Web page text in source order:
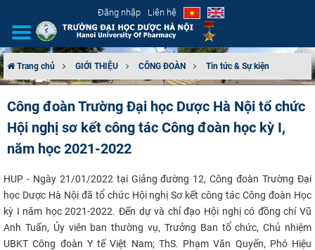
Đăng nhập Liên hệ
CƠ CẤU TỔ CHỨC
TUYỂN SINH
ĐÀO TẠO
ĐẢM BẢO CHẤT LƯỢNG
Trang chủ GIỚI THIỆU CÔNG ĐOÀN Tin tức & Sự kiện
Công đoàn Trường Đại học Dược Hà Nội tổ chức
Hội nghị sơ kết công tác Công đoàn học kỳ I,
năm học 2021-2022
HUP - Ngày 21/01/2022 tại Giảng đường 12, Công đoàn Trường Đại
học Dược Hà Nội đã tổ chức Hội nghị Sơ kết công tác Công đoàn Học
kỳ I năm học 2021-2022. Đến dự và chỉ đạo Hội nghị có đồng chí Vũ
Anh Tuấn, Ủy viên ban thường vụ, Trưởng Ban tổ chức, Chủ nhiệm
UBKT Công đoàn Y tế Việt Nam; ThS. Phạm Văn Quyến, Phó Hiệu